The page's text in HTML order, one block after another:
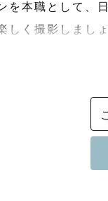
を本職として、
しく撮影しまし
くさんあるけれ